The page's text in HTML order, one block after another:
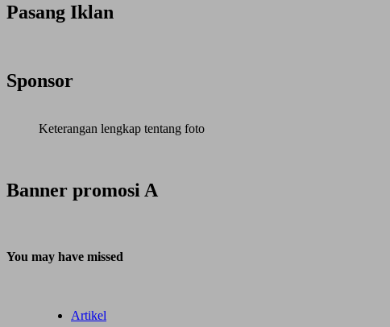
Pasang Iklan
Sponsor
Keterangan lengkap tentang foto
Banner promosi A
You may have missed
Artikel